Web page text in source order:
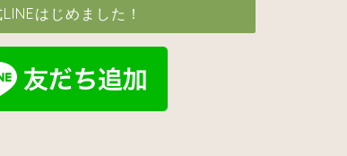
はじめました！